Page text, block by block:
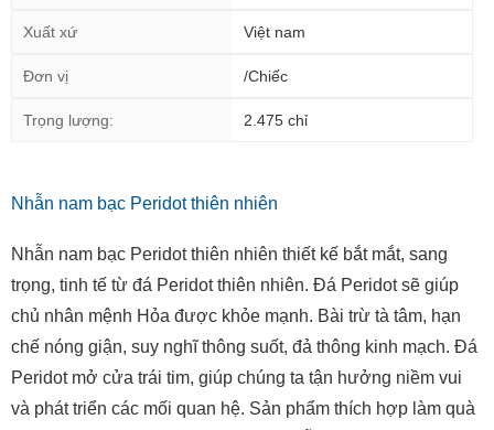
Xuất xứ Việt nam
Đơn vị /Chiếc
Trọng lượng: 2.475 chỉ
Nhẫn nam bạc Peridot thiên nhiên
Nhẫn nam bạc Peridot thiên nhiên thiết kế bắt mắt, sang
trọng, tinh tế từ đá Peridot thiên nhiên. Đá Peridot sẽ giúp
chủ nhân mệnh Hỏa được khỏe mạnh. Bài trừ tà tâm, hạn
chế nóng giận, suy nghĩ thông suốt, đả thông kinh mạch. Đá
Peridot mở cửa trái tim, giúp chúng ta tận hưởng niềm vui
và phát triển các mối quan hệ. Sản phẩm thích hợp làm quà